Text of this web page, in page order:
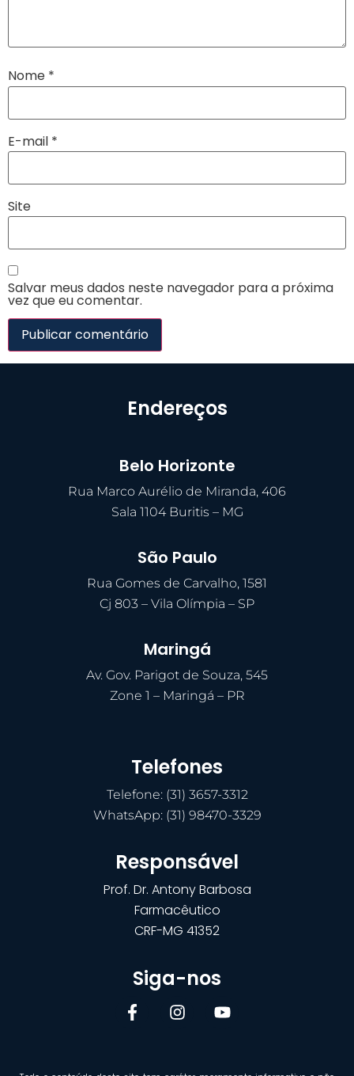
Nome *
E-mail *
Site
Salvar meus dados neste navegador para a próxima
vez que eu comentar.
Endereços
Belo Horizonte
Rua Marco Aurélio de Miranda, 406
Sala 1104 Buritis – MG
São Paulo
Rua Gomes de Carvalho, 1581
Cj 803 – Vila Olímpia – SP
Maringá
Av. Gov. Parigot de Souza, 545
Zone 1 – Maringá – PR
Telefones
Telefone: (31) 3657-3312
WhatsApp: (31) 98470-3329
Responsável
Prof. Dr. Antony Barbosa
Farmacêutico
CRF-MG 41352
Siga-nos